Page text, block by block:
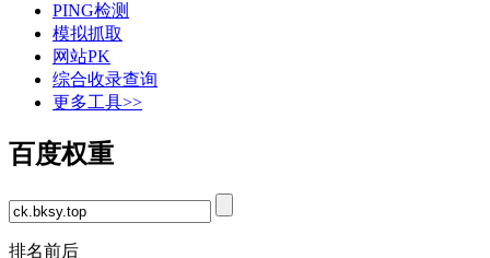
PING检测
模拟抓取
网站PK
综合收录查询
更多工具>>
百度权重
排名前后